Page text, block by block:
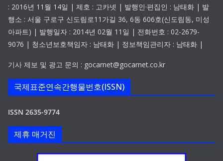
: 2016년 11월 14일 | 제호 : 고카넷 | 발행인·편집인 : 남태화 | 발
행소 : 서울 구로구 신도림로11가길 36, 6동 606호(신도림동, 미성
아파트) | 발행일자 : 2014년 02월 11일 | 전화번호 : 02-2679-
9076 | 청소년보호책임자 : 남태화 | 정보책임관리자 : 남태화 |
기사 제보 및 광고 문의 : gocarnet@gocarnet.co.kr
국제표준연속간행물번호(ISSN)
ISSN 2635-9774
제휴 매거진